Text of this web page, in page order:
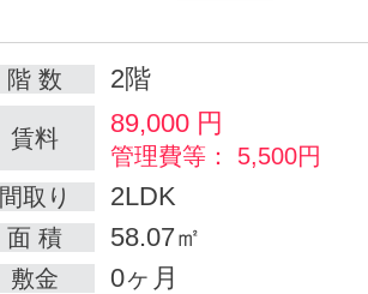
階 数 2階
賃料 89,000 円
管理費等： 5,500円
間取り
2LDK
面 積 58.07㎡
敷金 0ヶ月